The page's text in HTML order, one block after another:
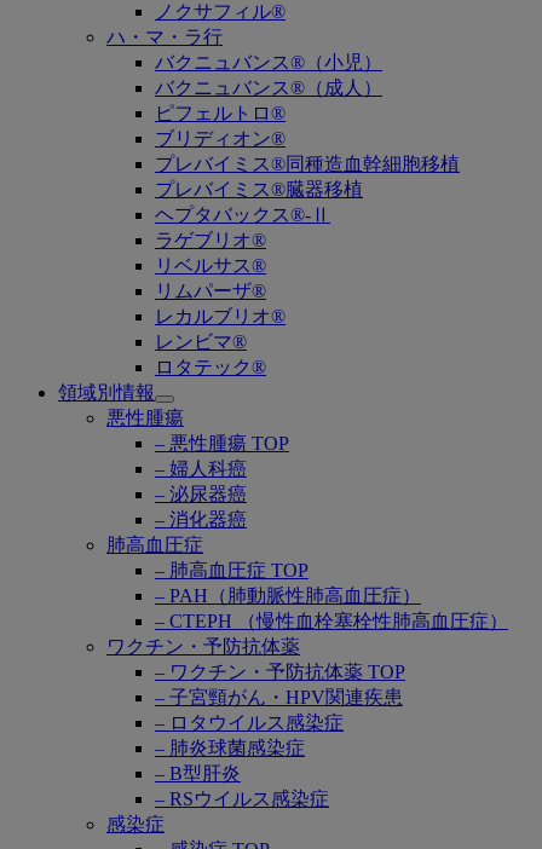
ノクサフィル®
ハ・マ・ラ行
バクニュバンス®（小児）
バクニュバンス®（成人）
ピフェルトロ®
ブリディオン®
プレバイミス®同種造血幹細胞移植
プレバイミス®臓器移植
ヘプタバックス®-Ⅱ
ラゲブリオ®
リベルサス®
リムパーザ®
レカルブリオ®
レンビマ®
ロタテック®
領域別情報
Open
submenu
悪性腫瘍
– 悪性腫瘍 TOP
– 婦人科癌
– 泌尿器癌
– 消化器癌
肺高血圧症
– 肺高血圧症 TOP
– PAH（肺動脈性肺高血圧症）
– CTEPH （慢性血栓塞栓性肺高血圧症）
ワクチン・予防抗体薬
– ワクチン・予防抗体薬 TOP
– 子宮頸がん・HPV関連疾患
– ロタウイルス感染症
– 肺炎球菌感染症
– B型肝炎
– RSウイルス感染症
感染症